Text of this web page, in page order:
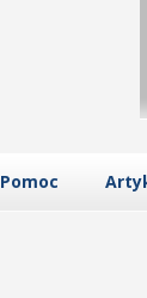
Pomoc